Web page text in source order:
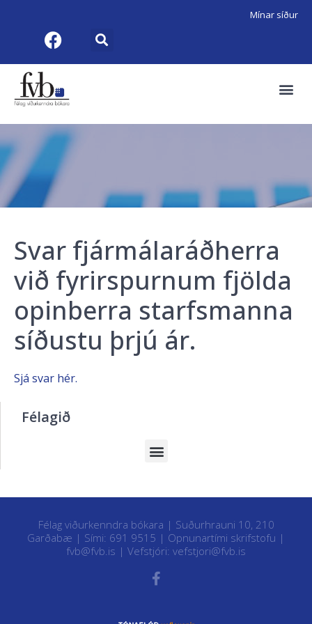
Mínar síður
Svar fjármálaráðherra
við fyrirspurnum fjölda
opinberra starfsmanna
síðustu þrjú ár.
Sjá svar hér.
Félagið
Félag viðurkenndra bókara | Suðurhrauni 10, 210
Garðabæ | Sími: 691 9515 | Opnunartími skrifstofu |
fvb@fvb.is | Vefstjóri: vefstjori@fvb.is